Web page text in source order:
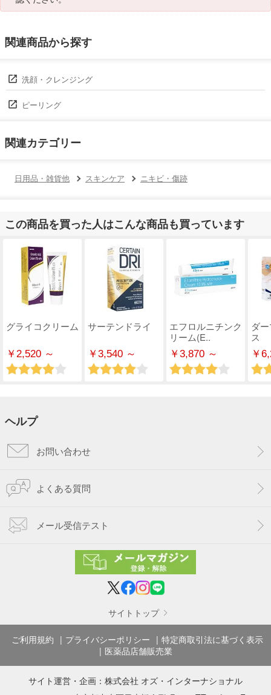
関連商品から探す
洗顔・クレンジング
ピーリング
関連カテゴリー
日用品・雑貨他 スキンケア ニキビ・傷跡
この商品を買った人はこんな商品も買っています
グライコクリーム
￥2,520 ～
サーテンドライ
￥3,540 ～
エフロルニチンク
リーム(E..
￥3,870 ～
ダ
ス
￥
ヘルプ
お問い合わせ
よくある質問
メール受信テスト
サイトトップ
ご利用規約 プライバシーポリシー
特定商取引法に基づく表示
医薬品店舗販売業
サイト運営・企画： 株式会社 オズ・インターナショナル